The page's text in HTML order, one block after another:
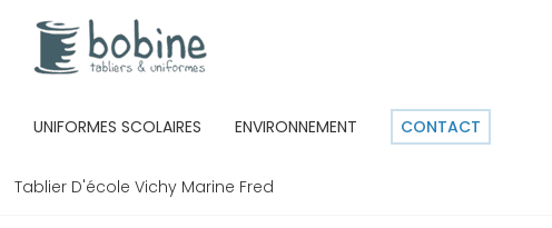
UNIFORMES SCOLAIRES ENVIRONNEMENT CONTACT
Tablier D'école Vichy Marine Fred